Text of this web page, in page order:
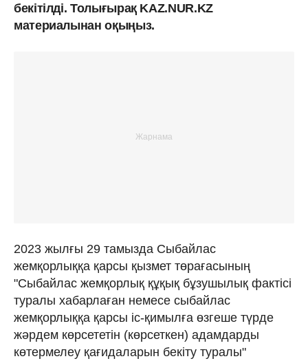
бекітілді. Толығырақ KAZ.NUR.KZ
материалынан оқыңыз.
2023 жылғы 29 тамызда Сыбайлас
жемқорлыққа қарсы қызмет төрағасының
"Сыбайлас жемқорлық құқық бұзушылық фактісі
туралы хабарлаған немесе сыбайлас
жемқорлыққа қарсы іс-қимылға өзгеше түрде
жәрдем көрсететін (көрсеткен) адамдарды
көтермелеу қағидаларын бекіту туралы"